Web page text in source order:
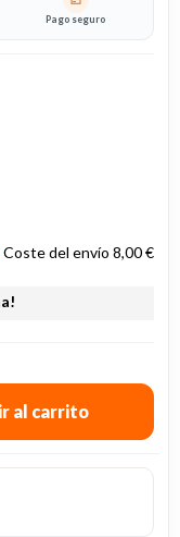
Pago seguro
Coste del envío 8,00 €